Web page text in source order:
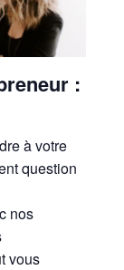
:
à votre
question
nos
vous